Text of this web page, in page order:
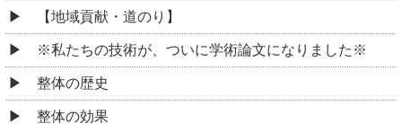
【地域貢献・道のり】
※私たちの技術が、ついに学術論文になりました※
整体の歴史
整体の効果